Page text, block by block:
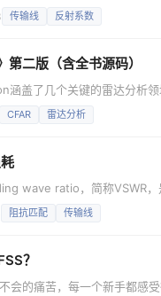
果从电压和电流的表达式，
导，电容并联，如下图所示。 这个等
传输线 反射系数
第二版（含全书源码）
盖了几个关键的雷达分析
号处理器、CFAR等。 读完
预测雷达系统的检测性能。
CFAR 雷达分析
wave ratio，简称VSWR，
比的指标。 那为什么有驻
与传输线的特征阻抗不匹配
阻抗匹配 传输线
？
会的痛苦，每一个新手都感